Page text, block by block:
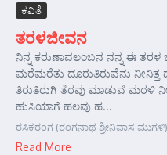
ಕವಿತೆ
ತರಳಜೀವನ
ನಿನ್ನ ಕರುಣಾವಲಂಬನ ನನ್ನ ಈ ತರಳ
ಮರೆಮರೆತು ದೂರುತಿರುವೆನು ನೀನಿತ್ತ
ತಿರುತಿರುಗಿ ತೆರವು ಮಾಡುವೆ ಮರಳಿ
ಹುಸಿಯಾಗೆ ಹಲವು ಹ...
ರಸಿಕರಂಗ (ರಂಗನಾಥ ಶ್ರೀನಿವಾಸ ಮುಗಳಿ)
Read More